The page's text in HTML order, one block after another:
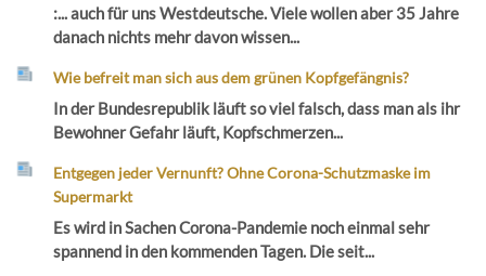
:... auch für uns Westdeutsche. Viele wollen aber 35 Jahre
danach nichts mehr davon wissen...
Wie befreit man sich aus dem grünen Kopfgefängnis?
In der Bundesrepublik läuft so viel falsch, dass man als ihr
Bewohner Gefahr läuft, Kopfschmerzen...
Entgegen jeder Vernunft? Ohne Corona-Schutzmaske im
Supermarkt
Es wird in Sachen Corona-Pandemie noch einmal sehr
spannend in den kommenden Tagen. Die seit...